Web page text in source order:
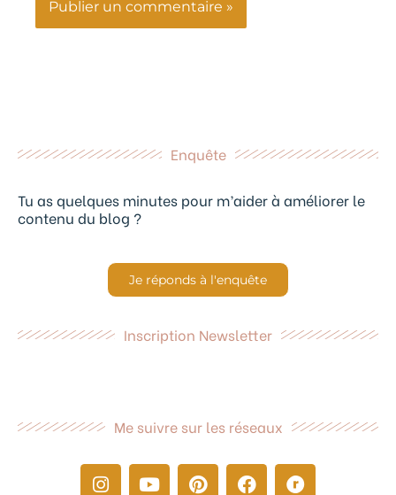
Enquête
Tu as quelques minutes pour m’aider à améliorer le
contenu du blog ?
Je réponds à l'enquête
Inscription Newsletter
Me suivre sur les réseaux
I
Y
P
F
R